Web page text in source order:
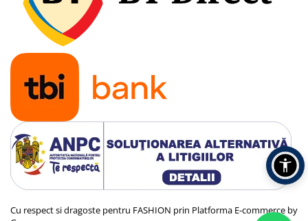
Cu respect si dragoste pentru FASHION prin Platforma E-commerce by